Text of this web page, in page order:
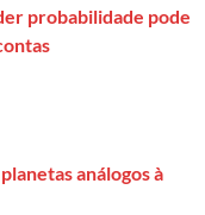
probabilidade pode
análogos à